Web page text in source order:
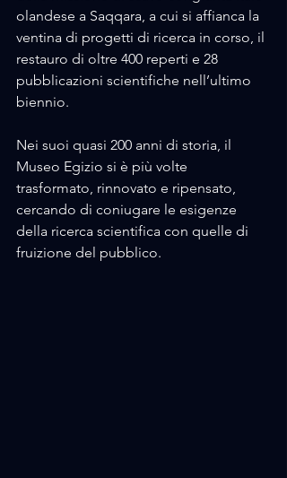
olandese a Saqqara, a cui si affianca la
ventina di progetti di ricerca in corso, il
restauro di oltre 400 reperti e 28
pubblicazioni scientifiche nell’ultimo
biennio.
Nei suoi quasi 200 anni di storia, il
Museo Egizio si è più volte
trasformato, rinnovato e ripensato,
cercando di coniugare le esigenze
della ricerca scientifica con quelle di
fruizione del pubblico.